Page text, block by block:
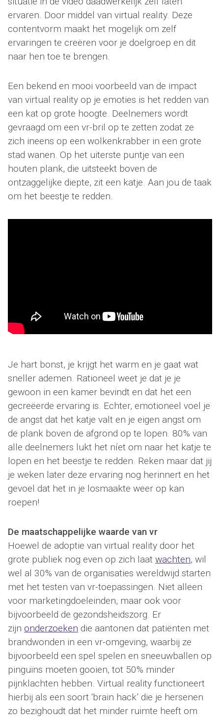
ervaren. Door middel van virtual reality. Deze
contentvorm maakt het mogelijk om zelf
ervaringen te creëren voor je doelgroep en dit
naar hen toe te brengen.
Een bekend en mooi voorbeeld van de impact
van virtual reality op je emoties is het redden van
een kat op grote hoogte. Deelnemers wordt
gevraagd om een vr-bril op te zetten zodat ze
zich ineens op een wolkenkrabber in een grote
stad wanen. Op het uiterste puntje van een
houten plank, die uitsteekt boven de
ontzaggelijke diepte, zit een katje. Aan jou de taak
om het beestje te redden.
Je hart bonst, je krijgt het warm en je gaat wat
sneller ademen. Rationeel weet je dat je je
gewoon in een kamer bevindt en dat het een
gecreëerde ervaring is. Echter, emotioneel voel je
de angst dat het katje valt en je eigen angst om
de plank boven de afgrond op te lopen. 80% van
alle deelnemers lukt het níet om naar het katje te
lopen en het beestje te redden. Reken maar dat jij
je weken later deze ervaring nog herinnert en het
gevoel dat het in je losmaakte weer op kan
roepen!
De maatschappelijke waarde van vr
Hoewel de adoptie van virtual reality door het
grote publiek nog even op zich laat wachten, wil
wel al 30% van de organisaties wereldwijd starten
met het testen van vr-toepassingen. Niet alleen
voor marketingdoeleinden, maar ook voor
bijvoorbeeld de gezondsheidszorg. Er
zijn onderzoeken die aantonen dat patiënten met
brandwonden in een vr-omgeving, waarbij ze
bijvoorbeeld een spel spelen en sneeuwballen op
pinguïns moeten gooien, tot 50% minder
pijnklachten hebben. Virtual reality functioneert
hierbij als een soort ‘brain hack’ die je hersenen
zo bezighoudt dat het minder ruimte heeft om